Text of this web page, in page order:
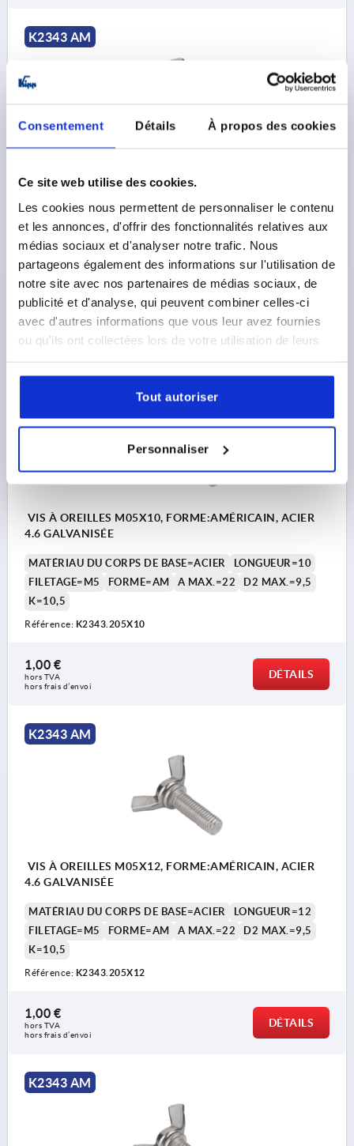
Consentement Détails À propos des cookies
Ce site web utilise des cookies.
Les cookies nous permettent de personnaliser le contenu
et les annonces, d'offrir des fonctionnalités relatives aux
médias sociaux et d'analyser notre trafic. Nous
partageons également des informations sur l'utilisation de
notre site avec nos partenaires de médias sociaux, de
publicité et d'analyse, qui peuvent combiner celles-ci
avec d'autres informations que vous leur avez fournies
ou qu'ils ont collectées lors de votre utilisation de leurs
Tout autoriser
Personnaliser
K2343 AM
4.6 GALVANISÉE
MATÉRIAU DU CORPS DE BASE=ACIER
LONGUEUR=30
FILETAGE=M4
FORME=AM A MAX.=22
D2 MAX.=9,5
K=10,5
1,03 €
hors TVA
hors frais d’envoi
DÉTAILS
VIS À OREILLES M05X10, FORME:AMÉRICAIN, ACIER
4.6 GALVANISÉE
MATÉRIAU DU CORPS DE BASE=ACIER
LONGUEUR=10
FILETAGE=M5
FORME=AM A MAX.=22
D2 MAX.=9,5
K=10,5
Référence: K2343.205X10
1,00 €
hors TVA
hors frais d’envoi
DÉTAILS
K2343 AM
VIS À OREILLES M05X12, FORME:AMÉRICAIN, ACIER
4.6 GALVANISÉE
MATÉRIAU DU CORPS DE BASE=ACIER
LONGUEUR=12
FILETAGE=M5
FORME=AM A MAX.=22
D2 MAX.=9,5
K=10,5
Référence: K2343.205X12
1,00 €
hors TVA
hors frais d’envoi
DÉTAILS
K2343 AM